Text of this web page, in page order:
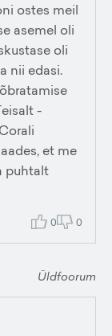
ostes meil
asemel oli
oli
nii edasi.
-
et me
puhtalt
0 0
Üldfoorum